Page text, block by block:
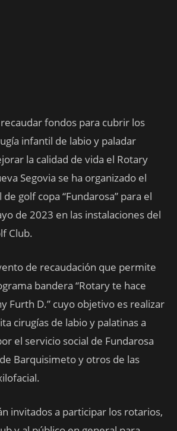
fondos para cubrir los
infantil de labio y paladar
la calidad de vida el Rotary
Segovia se ha organizado el
golf copa “Fundarosa” para el
de 2023 en las instalaciones del
Club.
de recaudación que permite
bandera “Rotary te hace
Furth D.” cuyo objetivo es realizar
cirugías de labio y palatinas a
el servicio social de Fundarosa
Barquisimeto y otros de las
invitados a participar los rotarios,